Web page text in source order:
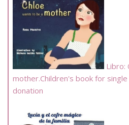
Libro:
mother.Children's book for
donation